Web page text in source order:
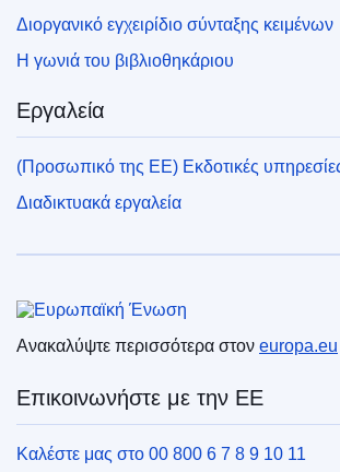
Διοργανικό εγχειρίδιο σύνταξης κειμένων
Η γωνιά του βιβλιοθηκάριου
Εργαλεία
(Προσωπικό της ΕΕ) Εκδοτικές
Διαδικτυακά εργαλεία
Ανακαλύψτε περισσότερα στον europa.eu
Επικοινωνήστε με την ΕΕ
Καλέστε μας στο 00 800 6 7 8 9 10 11